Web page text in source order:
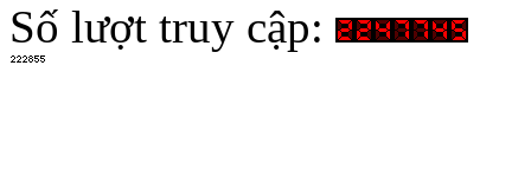
Số lượt truy cập: